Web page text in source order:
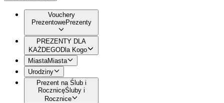
Vouchery
PrezentowePrezenty
PREZENTY DLA
KAŻDEGODla Kogo
MiastaMiasta
Urodziny
Prezent na Ślub i
RocznicęŚluby i
Rocznice